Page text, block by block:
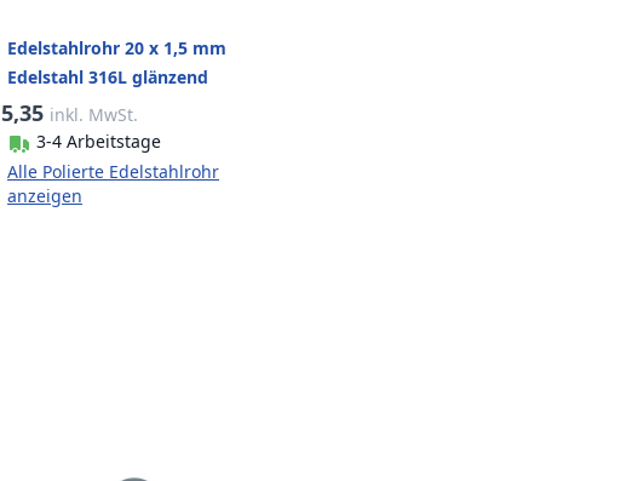
Edelstahlrohr 20 x 1,5 mm
Edelstahl 316L glänzend
poliert
5,35 inkl. MwSt.
3-4 Arbeitstage
Alle Polierte Edelstahlrohr
anzeigen